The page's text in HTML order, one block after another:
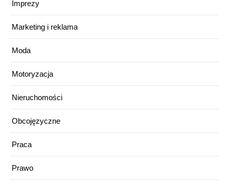
Imprezy
Marketing i reklama
Moda
Motoryzacja
Nieruchomości
Obcojęzyczne
Praca
Prawo